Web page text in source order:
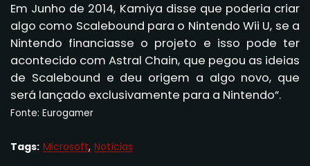
Em Junho de 2014, Kamiya disse que poderia criar
algo como Scalebound para o Nintendo Wii U, se a
Nintendo financiasse o projeto e isso pode ter
acontecido com Astral Chain, que pegou as ideias
de Scalebound e deu origem a algo novo, que
será lançado exclusivamente para a Nintendo”.
Fonte: Eurogamer
Tags: Microsoft Notícias